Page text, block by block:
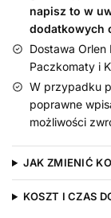
napisz to w
dodatkowych
Dostawa
Paczkomaty i
W przypadku
poprawne
możliwości
JAK ZMIENIĆ
KOSZT I CZAS